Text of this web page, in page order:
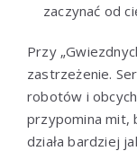
zaczynać od
Przy
zastrzeżenie.
robotów i
przypomina mit,
działa bardziej